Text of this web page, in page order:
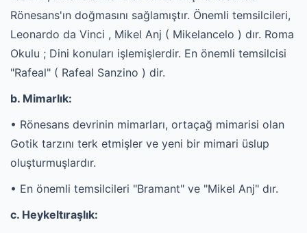
Rönesans'ın doğmasını sağlamıştır. Önemli temsilcileri,
Leonardo da Vinci , Mikel Anj ( Mikelancelo ) dır. Roma
Okulu ; Dini konuları işlemişlerdir. En önemli temsilcisi
"Rafeal" ( Rafeal Sanzino ) dir.
b. Mimarlık:
• Rönesans devrinin mimarları, ortaçağ mimarisi olan
Gotik tarzını terk etmişler ve yeni bir mimari üslup
oluşturmuşlardır.
• En önemli temsilcileri "Bramant" ve "Mikel Anj" dır.
c. Heykeltıraşlık: